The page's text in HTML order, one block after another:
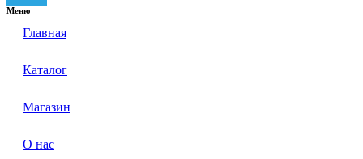
Меню
Главная
Каталог
Магазин
О нас